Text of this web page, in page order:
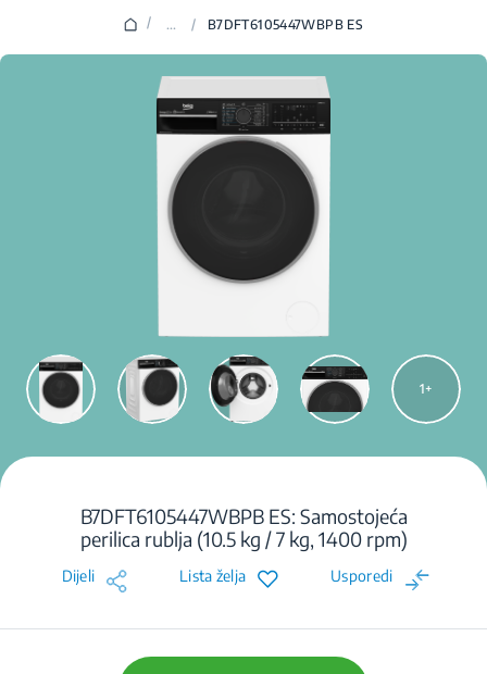
/ ... / B7DFT6105447WBPB ES
1
B7DFT6105447WBPB ES: Samostojeća
perilica rublja (10.5 kg / 7 kg, 1400 rpm)
Dijeli Lista želja Usporedi